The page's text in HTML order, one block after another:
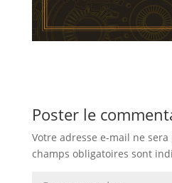
Poster le
Votre adresse e-mail ne
champs obligatoires sont